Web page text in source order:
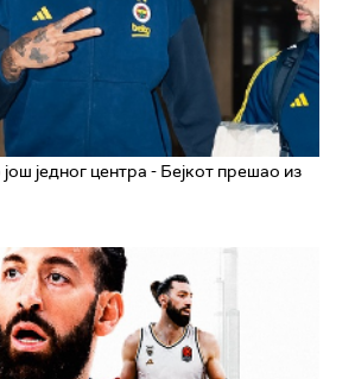
једног центра - Бејкот прешао из